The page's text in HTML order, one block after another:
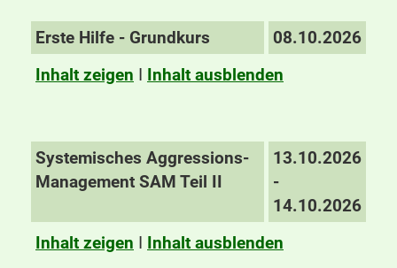
Erste Hilfe - Grundkurs
08.10.2026
Inhalt zeigen I Inhalt ausblenden
Systemisches Aggressions-
Management SAM Teil II
13.10.2026
-
14.10.2026
Inhalt zeigen I Inhalt ausblenden